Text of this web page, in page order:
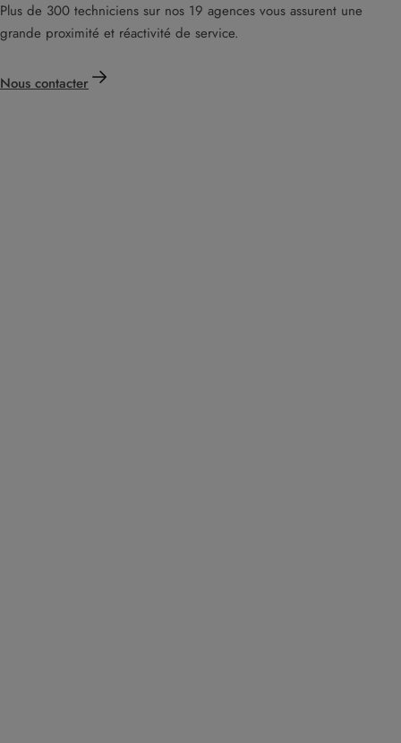
Plus de 300 techniciens sur nos 19 agences vous assurent une
grande proximité et réactivité de service.
Nous contacter